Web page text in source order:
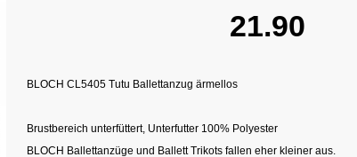
BLOCH CL5405 Tutu Ballettanzug ärmellos
Brustbereich unterfüttert, Unterfutter 100% Polyester
BLOCH Ballettanzüge und Ballett Trikots fallen eher kleiner aus.